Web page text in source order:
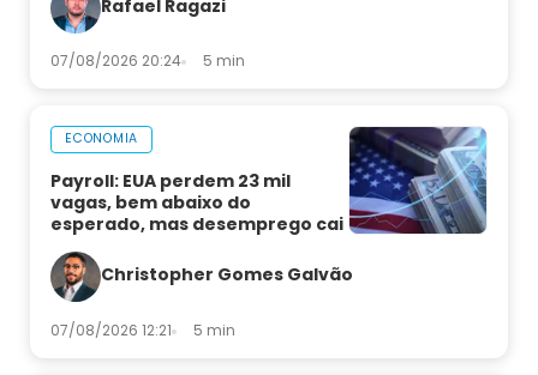
Rafael Ragazi
07/08/2026 20:24 5 min
ECONOMIA
Payroll: EUA perdem 23 mil
vagas, bem abaixo do
esperado, mas desemprego cai
Christopher Gomes Galvão
07/08/2026 12:21 5 min